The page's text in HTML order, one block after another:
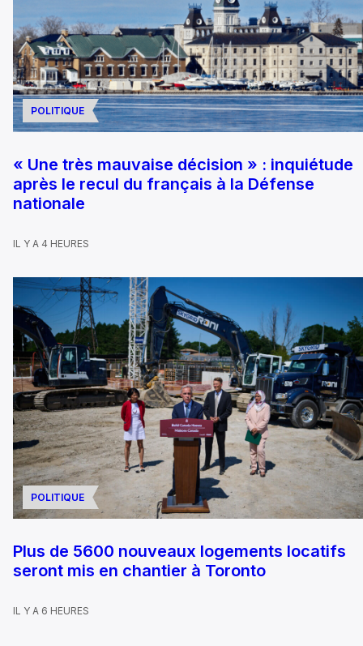
POLITIQUE
« Une très mauvaise décision » : inquiétude
après le recul du français à la Défense
nationale
IL Y A 4 HEURES
POLITIQUE
Plus de 5600 nouveaux logements locatifs
seront mis en chantier à Toronto
IL Y A 6 HEURES